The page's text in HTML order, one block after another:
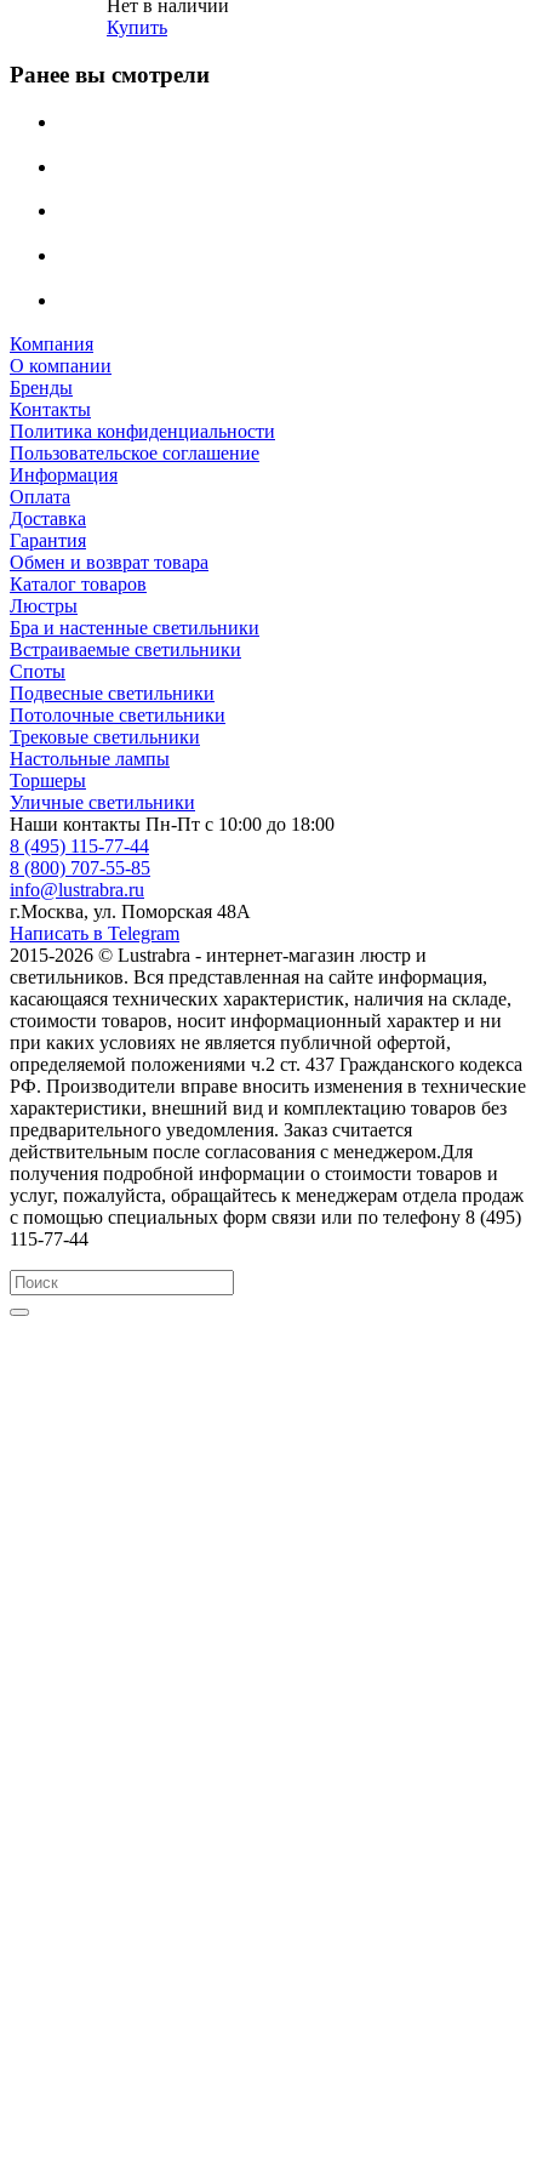
Нет в наличии
Купить
Ранее вы смотрели
Компания
О компании
Бренды
Контакты
Политика конфиденциальности
Пользовательское соглашение
Информация
Оплата
Доставка
Гарантия
Обмен и возврат товара
Каталог товаров
Люстры
Бра и настенные светильники
Встраиваемые светильники
Споты
Подвесные светильники
Потолочные светильники
Трековые светильники
Настольные лампы
Торшеры
Уличные светильники
Наши контакты Пн-Пт с 10:00 до 18:00
8 (495) 115-77-44
8 (800) 707-55-85
info@lustrabra.ru
г.Москва, ул. Поморская 48А
Написать в Telegram
2015-2026 © Lustrabra - интернет-магазин люстр и
светильников. Вся представленная на сайте информация,
касающаяся технических характеристик, наличия на складе,
стоимости товаров, носит информационный характер и ни
при каких условиях не является публичной офертой,
определяемой положениями ч.2 ст. 437 Гражданского кодекса
РФ. Производители вправе вносить изменения в технические
характеристики, внешний вид и комплектацию товаров без
предварительного уведомления. Заказ считается
действительным после согласования с менеджером.Для
получения подробной информации о стоимости товаров и
услуг, пожалуйста, обращайтесь к менеджерам отдела продаж
с помощью специальных форм связи или по телефону 8 (495)
115-77-44